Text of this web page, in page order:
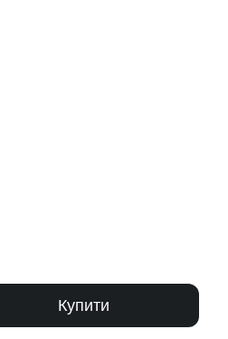
Купити